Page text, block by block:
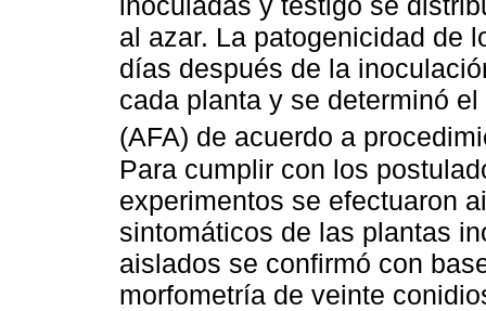
al azar. La patogenicidad de
días después de la
cada planta y se determinó
(AFA) de acuerdo a
Para cumplir con los
experimentos se efectuaron
sintomáticos de las plantas
aislados se confirmó con
morfometría de veinte